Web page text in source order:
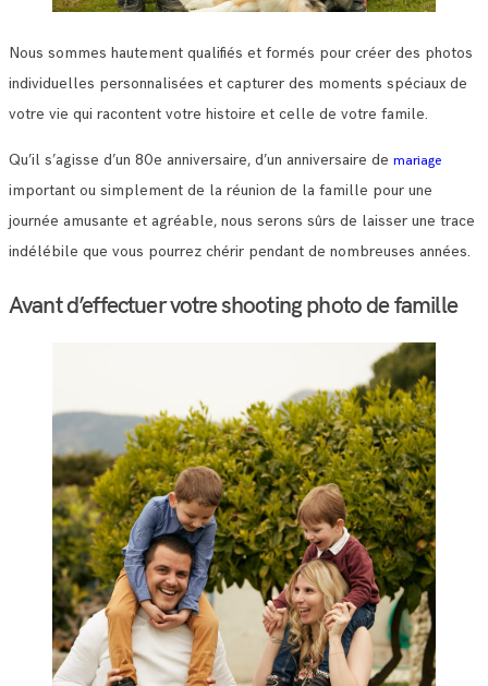
Nous sommes hautement qualifiés et formés pour créer des photos
individuelles personnalisées et capturer des moments spéciaux de
votre vie qui racontent votre histoire et celle de votre famile.
Qu’il s’agisse d’un 80e anniversaire, d’un anniversaire de mariage
important ou simplement de la réunion de la famille pour une
journée amusante et agréable, nous serons sûrs de laisser une trace
indélébile que vous pourrez chérir pendant de nombreuses années.
Avant d’effectuer votre shooting photo de famille